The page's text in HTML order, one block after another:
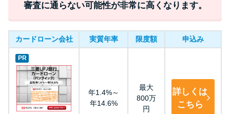
審査に通らない可能性が非常に高くなります。
カードローン会社 実質年率 限度額 申込み
PR
年1.4%～
年14.6%
最大
800万
円
詳しくは
こちら